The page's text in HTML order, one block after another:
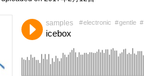
samples
icebox
electronic gentle